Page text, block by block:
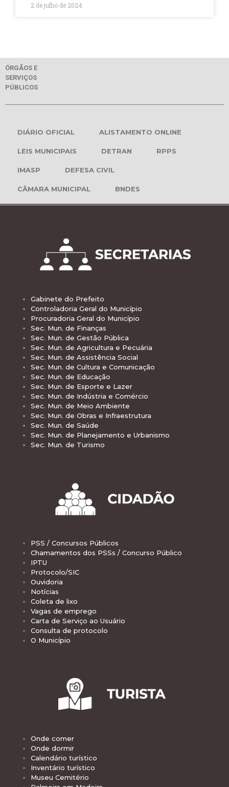
2 de julho de 2024
ÓRGÃOS E
SERVIÇOS
PÚBLICOS
DIÁRIO OFICIAL ALISTAMENTO ONLINE
LEIS MUNICIPAIS DETRAN RPPS
IMASP DEFESA CIVIL
CÂMARA MUNICIPAL BNDES
Gabinete do Prefeito
Controladoria Geral do Município
Procuradoria Geral do Município
Sec. Mun. de Finanças
Sec. Mun. de Gestão Pública
Sec. Mun. de Agricultura e Pecuária
Sec. Mun. de Assistência Social
Sec. Mun. de Cultura e Comunicação
Sec. Mun. de Educação
Sec. Mun. de Esporte e Lazer
Sec. Mun. de Indústria e Comércio
Sec. Mun. de Meio Ambiente
Sec. Mun. de Obras e Infraestrutura
Sec. Mun. de Saúde
Sec. Mun. de Planejamento e Urbanismo
Sec. Mun. de Turismo
PSS / Concursos Públicos
Chamamentos dos PSSs / Concurso Público
IPTU
Protocolo/SIC
Ouvidoria
Notícias
Coleta de lixo
Vagas de emprego
Carta de Serviço ao Usuário
Consulta de protocolo
O Município
Onde comer
Onde dormir
Calendário turístico
Inventário turístico
Museu Cemitério